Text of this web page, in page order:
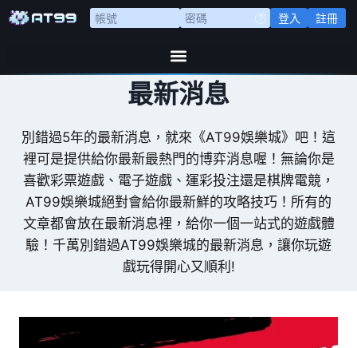
登入 註冊
最新消息
別錯過5年的最新消息，就來《AT99娛樂城》吧！這
裡可是提供給你最新最熱門的博弈消息喔！無論你是
喜歡彩票遊戲、電子遊戲、運彩投注還是棋牌電競，
AT99娛樂城絕對會給你最新鮮的攻略技巧！所有的
文章都會放在最新消息裡，給你一個一站式的遊戲體
驗！千萬別錯過AT99娛樂城的最新消息，讓你玩遊
戲玩得開心又順利!